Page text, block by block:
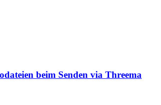
beim Senden via Threema